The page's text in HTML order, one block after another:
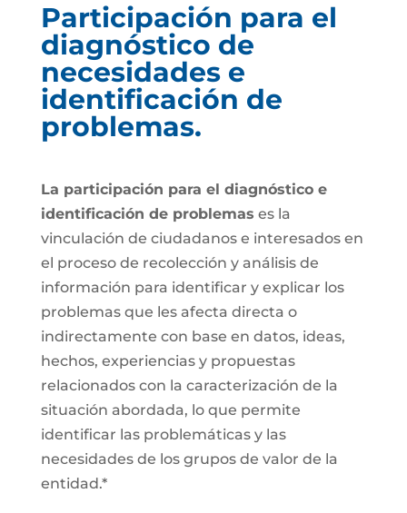
Participación para el
diagnóstico de
necesidades e
identificación de
problemas.
La participación para el diagnóstico e
identificación de problemas es la
vinculación de ciudadanos e interesados en
el proceso de recolección y análisis de
información para identificar y explicar los
problemas que les afecta directa o
indirectamente con base en datos, ideas,
hechos, experiencias y propuestas
relacionados con la caracterización de la
situación abordada, lo que permite
identificar las problemáticas y las
necesidades de los grupos de valor de la
entidad.*